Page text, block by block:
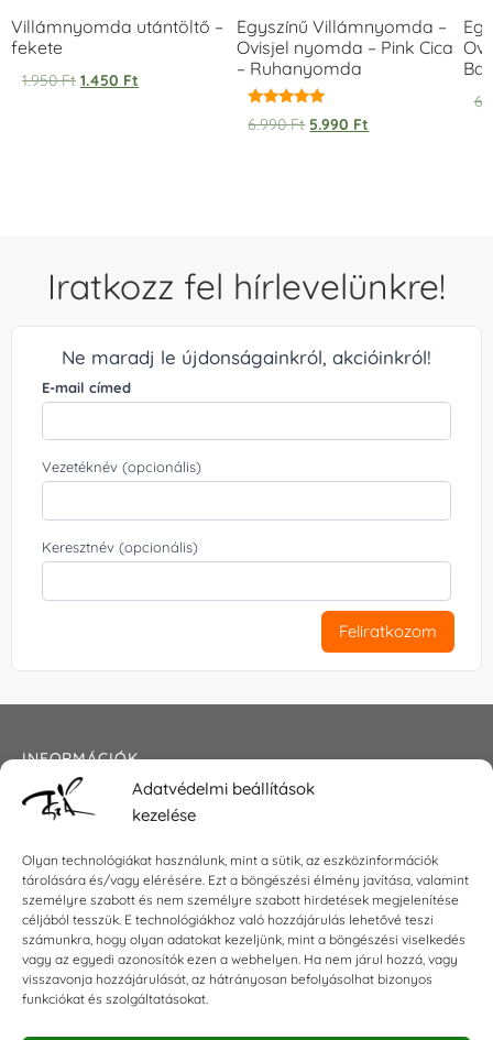
Adatvédelmi beállítások
kezelése
Olyan technológiákat használunk, mint a sütik, az eszközinformációk
tárolására és/vagy elérésére. Ezt a böngészési élmény javítása, valamint
személyre szabott és nem személyre szabott hirdetések megjelenítése
céljából tesszük. E technológiákhoz való hozzájárulás lehetővé teszi
számunkra, hogy olyan adatokat kezeljünk, mint a böngészési viselkedés
vagy az egyedi azonosítók ezen a webhelyen. Ha nem járul hozzá, vagy
visszavonja hozzájárulását, az hátrányosan befolyásolhat bizonyos
funkciókat és szolgáltatásokat.
Villámnyomda utántöltő –
fekete
1.950Ft 1.450 Ft
Egyszínű Villámnyomda –
Ovisjel nyomda – Pink Cica
– Ruhanyomda
Értékelés:
5.00
6.990Ft 5.990 Ft
Iratkozz fel hírlevelünkre!
Ne maradj le újdonságainkról, akcióinkról!
E-mail címed
Vezetéknév (opcionális)
Keresztnév (opcionális)
Feliratkozom
INFORMÁCIÓK
Általános szerződési feltételek
Impresszum
KAPCSOLAT
E-mail:shop@torokszilvi.com
Telefon: +36 30 6767872